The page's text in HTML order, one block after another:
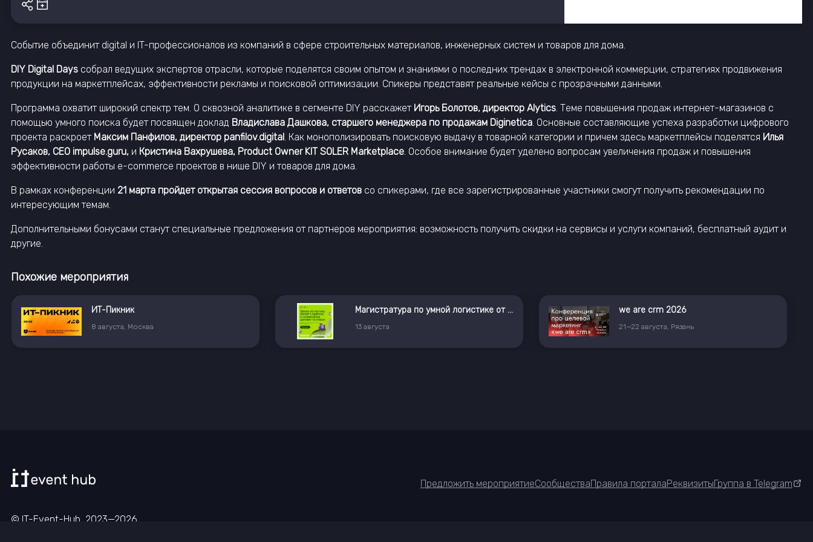
Событие объединит digital и IT-профессионалов из компаний в сфере строительных материалов, инженерных систем и товаров для дома.
DIY Digital Days собрал ведущих экспертов отрасли, которые поделятся своим опытом и знаниями о последних трендах в электронной коммерции, стратегиях продвижения
продукции на маркетплейсах, эффективности рекламы и поисковой оптимизации. Спикеры представят реальные кейсы с прозрачными данными.
Программа охватит широкий спектр тем. О сквозной аналитике в сегменте DIY расскажет Игорь Болотов, директор Alytics . Теме повышения продаж интернет-магазинов с
помощью умного поиска будет посвящен доклад Владислава Дашкова, старшего менеджера по продажам Diginetica . Основные составляющие успеха разработки цифрового
проекта раскроет Максим Панфилов, директор panfilov.digital . Как монополизировать поисковую выдачу в товарной категории и причем здесь маркетплейсы поделятся Илья
Русаков, CEO impulse.guru, и Кристина Вахрушева, Product Owner KIT SOLER Marketplace . Особое внимание будет уделено вопросам увеличения продаж и повышения
эффективности работы e-commerce проектов в нише DIY и товаров для дома.
В рамках конференции 21 марта пройдет открытая сессия вопросов и ответов со спикерами, где все зарегистрированные участники смогут получить рекомендации по
интересующим темам.
Дополнительными бонусами станут специальные предложения от партнеров мероприятия: возможность получить скидки на сервисы и услуги компаний, бесплатный аудит и
другие.
Похожие мероприятия
ИТ-Пикник
8 августа Москва
Магистратура по умной логистике от X5 и РУДН
13 августа
we are crm 2026
21—22 августа Рязань
Предложить мероприятиеСообществаПравила порталаРеквизитыГруппа в Telegram
© IT-Event-Hub, 2023—2026